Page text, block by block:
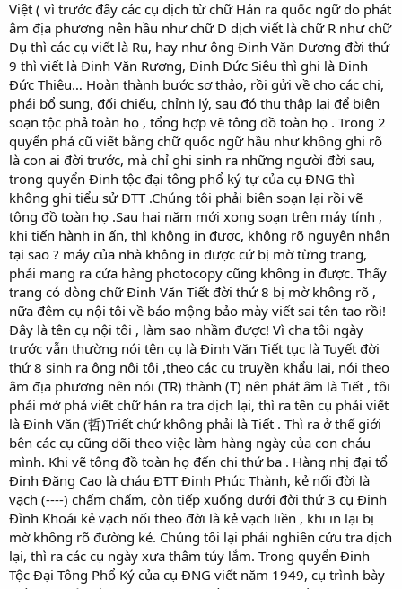
Việt ( vì trước đây các cụ dịch từ chữ Hán ra quốc ngữ do phát
âm địa phương nên hầu như chữ D dịch viết là chữ R như chữ
Dụ thì các cụ viết là Rụ, hay như ông Đinh Văn Dương đời thứ
9 thì viết là Đinh Văn Rương, Đinh Đức Siêu thì ghi là Đinh
Đức Thiêu… Hoàn thành bước sơ thảo, rồi gửi về cho các chi,
phái bổ sung, đối chiếu, chỉnh lý, sau đó thu thập lại để biên
soạn tộc phả toàn họ , tổng hợp vẽ tông đồ toàn họ . Trong 2
quyển phả cũ viết bằng chữ quốc ngữ hầu như không ghi rõ
là con ai đời trước, mà chỉ ghi sinh ra những người đời sau,
trong quyển Đinh tộc đại tông phổ ký tự của cụ ĐNG thì
không ghi tiểu sử ĐTT .Chúng tôi phải biên soạn lại rồi vẽ
tông đồ toàn họ .Sau hai năm mới xong soạn trên máy tính ,
khi tiến hành in ấn, thì không in được, không rõ nguyên nhân
tại sao ? máy của nhà không in được cứ bị mờ từng trang,
phải mang ra cửa hàng photocopy cũng không in được. Thấy
trang có dòng chữ Đinh Văn Tiết đời thứ 8 bị mờ không rõ ,
nữa đêm cụ nội tôi về báo mộng bảo mày viết sai tên tao rồi!
Đây là tên cụ nội tôi , làm sao nhầm được! Vì cha tôi ngày
trước vẫn thường nói tên cụ là Đinh Văn Tiết tục là Tuyết đời
thứ 8 sinh ra ông nội tôi ,theo các cụ truyền khẩu lại, nói theo
âm địa phương nên nói (TR) thành (T) nên phát âm là Tiết , tôi
phải mở phả viết chữ hán ra tra dịch lại, thì ra tên cụ phải viết
là Đinh Văn (哲)Triết chứ không phải là Tiết . Thì ra ở thế giới
bên các cụ cũng dõi theo việc làm hàng ngày của con cháu
mình. Khi vẽ tông đồ toàn họ đến chi thứ ba . Hàng nhị đại tổ
Đinh Đăng Cao là cháu ĐTT Đinh Phúc Thành, kẻ nối đời là
vạch (----) chấm chấm, còn tiếp xuống dưới đời thứ 3 cụ Đinh
Đình Khoái kẻ vạch nối theo đời là kẻ vạch liền , khi in lại bị
mờ không rõ đường kẻ. Chúng tôi lại phải nghiên cứu tra dịch
lại, thì ra các cụ ngày xưa thâm túy lắm. Trong quyển Đinh
Tộc Đại Tông Phổ Ký của cụ ĐNG viết năm 1949, cụ trình bày